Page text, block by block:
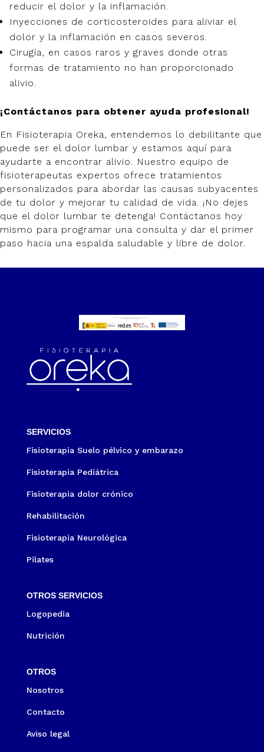
reducir el dolor y la inflamación.
Inyecciones de corticosteroides para aliviar el
dolor y la inflamación en casos severos.
Cirugía, en casos raros y graves donde otras
formas de tratamiento no han proporcionado
alivio.
¡Contáctanos para obtener ayuda profesional!
En Fisioterapia Oreka, entendemos lo debilitante que
puede ser el dolor lumbar y estamos aquí para
ayudarte a encontrar alivio. Nuestro equipo de
fisioterapeutas expertos ofrece tratamientos
personalizados para abordar las causas subyacentes
de tu dolor y mejorar tu calidad de vida. ¡No dejes
que el dolor lumbar te detenga! Contáctanos hoy
mismo para programar una consulta y dar el primer
paso hacia una espalda saludable y libre de dolor.
SERVICIOS
Fisioterapia Suelo pélvico y embarazo
Fisioterapia Pediátrica
Fisioterapia dolor crónico
Rehabilitación
Fisioterapia Neurológica
Pilates
OTROS SERVICIOS
Logopedia
Nutrición
OTROS
Nosotros
Contacto
Aviso legal